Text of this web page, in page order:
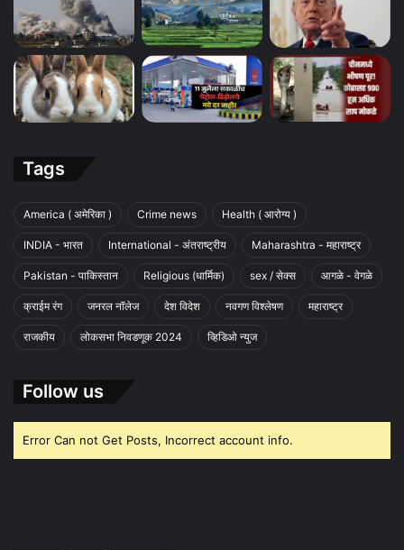
Tags
America ( अमेरिका ) Crime news Health ( आरोग्य )
INDIA - भारत International - अंतराष्ट्रीय Maharashtra - महाराष्ट्र
Pakistan - पाकिस्तान Religious (धार्मिक) sex / सेक्स आगळे - वेगळे
क्राईम रंग जनरल नॉलेज देश विदेश नवगण विश्लेषण महाराष्ट्र
राजकीय लोकसभा निवडणूक 2024 व्हिडिओ न्युज
Follow us
Error Can not Get Posts, Incorrect account info.